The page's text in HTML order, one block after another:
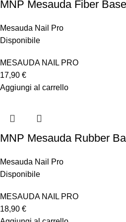
MNP Mesauda Fiber
Mesauda Nail Pro
Disponibile
MESAUDA NAIL PRO
17,90 €
Aggiungi al carrello
MNP Mesauda Rubber
Mesauda Nail Pro
Disponibile
MESAUDA NAIL PRO
18,90 €